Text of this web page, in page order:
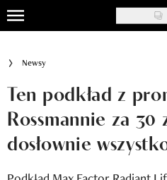
Skip
to
content
Ślub i wesele
Styl życia
Nasze akcje
Newsy
Ten podkład z
Rossmannie za 30
dosłownie